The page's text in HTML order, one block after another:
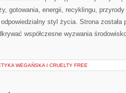
gotowania, energii, recyklingu,
styl życia. Strona została
współczesne wyzwania
WEGAŃSKA I CRUELTY FREE